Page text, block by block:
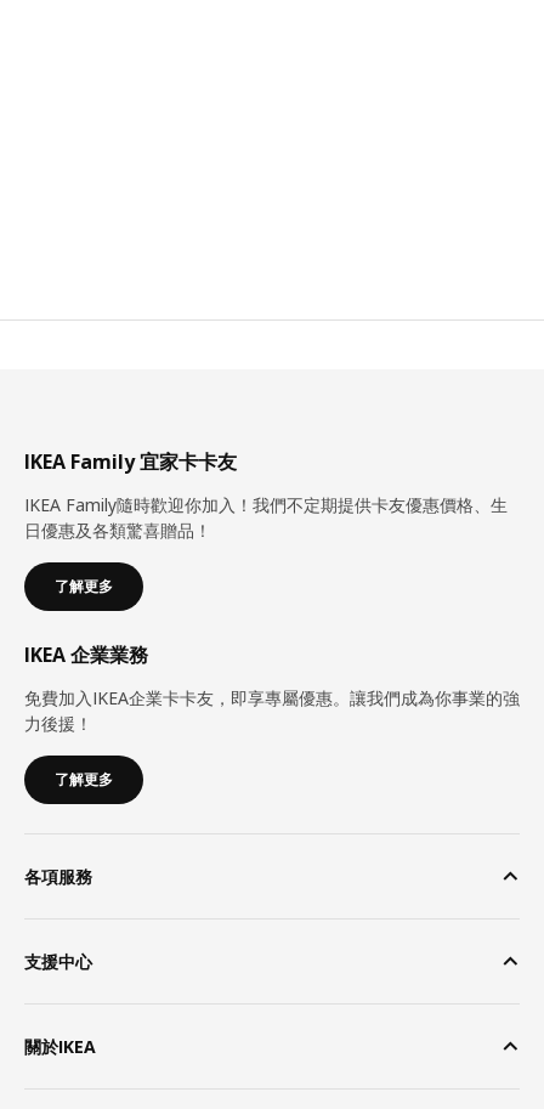
IKEA Family 宜家卡卡友
IKEA Family隨時歡迎你加入！我們不定期提供卡友優惠價格、生
日優惠及各類驚喜贈品！
了解更多
IKEA 企業業務
免費加入IKEA企業卡卡友，即享專屬優惠。讓我們成為你事業的強
力後援！
了解更多
各項服務
支援中心
關於IKEA